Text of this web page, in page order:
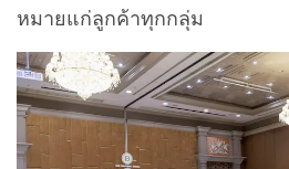
หมายแก่ลูกค้าทุกกลุ่ม